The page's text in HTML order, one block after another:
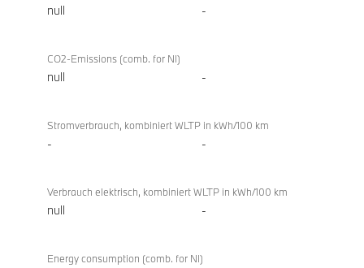
null -
CO2-Emissions (comb. for NI)
null -
Stromverbrauch, kombiniert WLTP in kWh/100 km
- -
Verbrauch elektrisch, kombiniert WLTP in kWh/100 km
null -
Energy consumption (comb. for NI)